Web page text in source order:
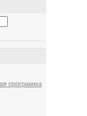
программа